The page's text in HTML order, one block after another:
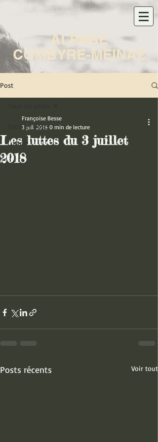
ALPAGE
COMBYRE-MEINAZ
Post
Tous les posts
Luttes
Les luttes du 3 juillet
2018
Françoise Besse
3 juil. 2018 0 min de lecture
Posts récents Voir tout